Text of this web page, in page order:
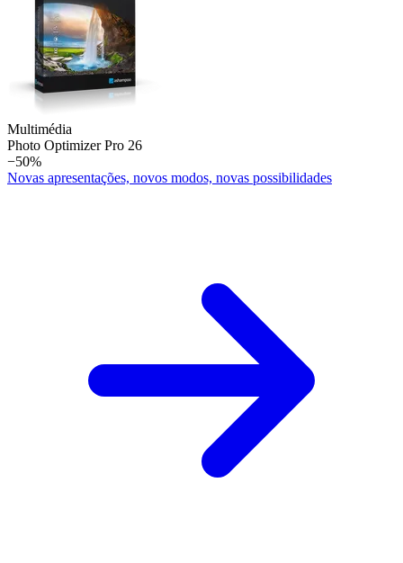
Multimédia
Photo Optimizer Pro 26
−50%
Novas apresentações, novos modos, novas possibilidades